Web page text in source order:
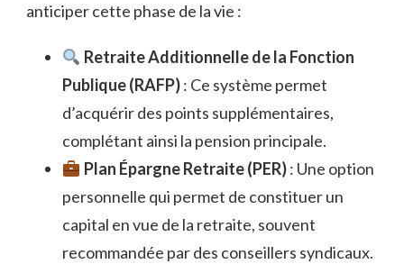
anticiper cette phase de la vie :
Retraite Additionnelle de la Fonction
Publique (RAFP): Ce système permet
d’acquérir des points supplémentaires,
complétant ainsi la pension principale.
Plan Épargne Retraite (PER): Une option
personnelle qui permet de constituer un
capital en vue de la retraite, souvent
recommandée par des conseillers syndicaux.